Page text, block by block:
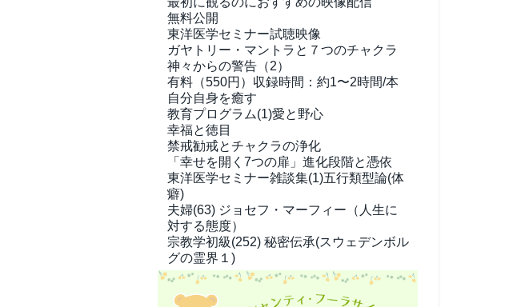
無料公開
東洋医学セミナー試聴映像
ガヤトリー・マントラと７つのチャクラ
神々からの警告（2）
有料（550円） 収録時間：約1〜2時間/本
自分自身を癒す
教育プログラム(1)愛と野心
幸福と徳目
禁戒勧戒とチャクラの浄化
「幸せを開く7つの扉」進化段階と憑依
東洋医学セミナー雑談集(1)五行類型論(体
癖)
夫婦(63) ジョセフ・マーフィー（人生に
対する態度）
宗教学初級(252) 秘密伝承(スウェデンボル
グの霊界１)